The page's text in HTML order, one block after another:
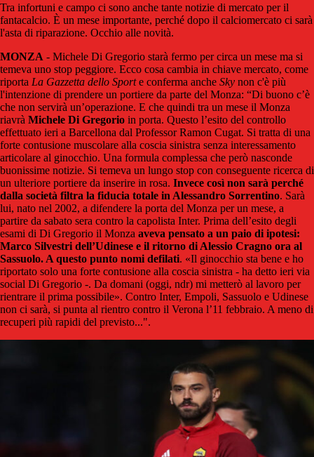
Tra infortuni e campo ci sono anche tante notizie di mercato per il
fantacalcio. È un mese importante, perché dopo il calciomercato ci sarà
l'asta di riparazione. Occhio alle novità.
MONZA - Michele Di Gregorio starà fermo per circa un mese ma si
temeva uno stop peggiore. Ecco cosa cambia in chiave mercato, come
riporta La Gazzetta dello Sporte conferma anche Sky non c'è più
l'intenzione di prendere un portiere da parte del Monza: “Di buono c’è
che non servirà un’operazione. E che quindi tra un mese il Monza
riavrà Michele Di Gregorio in porta. Questo l’esito del controllo
effettuato ieri a Barcellona dal Professor Ramon Cugat. Si tratta di una
forte contusione muscolare alla coscia sinistra senza interessamento
articolare al ginocchio. Una formula complessa che però nasconde
buonissime notizie. Si temeva un lungo stop con conseguente ricerca di
un ulteriore portiere da inserire in rosa. Invece così non sarà perché
dalla società filtra la fiducia totale in Alessandro Sorrentino. Sarà
lui, nato nel 2002, a difendere la porta del Monza per un mese, a
partire da sabato sera contro la capolista Inter. Prima dell’esito degli
esami di Di Gregorio il Monza aveva pensato a un paio di ipotesi:
Marco Silvestri dell’Udinese e il ritorno di Alessio Cragno ora al
Sassuolo. A questo punto nomi defilati. «Il ginocchio sta bene e ho
riportato solo una forte contusione alla coscia sinistra - ha detto ieri via
social Di Gregorio -. Da domani (oggi, ndr) mi metterò al lavoro per
rientrare il prima possibile». Contro Inter, Empoli, Sassuolo e Udinese
non ci sarà, si punta al rientro contro il Verona l’11 febbraio. A meno di
recuperi più rapidi del previsto...".